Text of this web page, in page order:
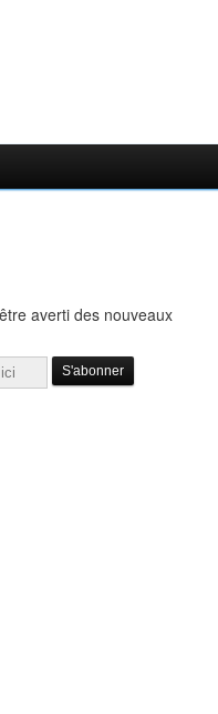
averti des nouveaux